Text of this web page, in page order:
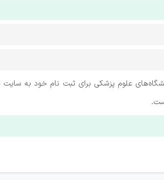
شدگان مرحله تکمیل ظرفیت آزمون استخدامی ۱۴۰۴ دانشگاه‌های علوم